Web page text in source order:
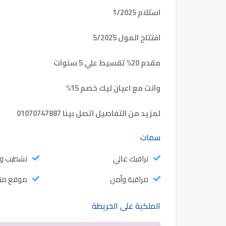
استلام 1/2025
افتتاح المول 5/2025
مقدم 20% تقسيط علي 5 سنوات
وانت مع اعيان ليك خصم 15%
لمزيد من التفاصيل اتصل بينا 01070747887
سمات
ترافيك عالي تشطيب
مراقبة وأمن
موقع
الملكية على الخريطة